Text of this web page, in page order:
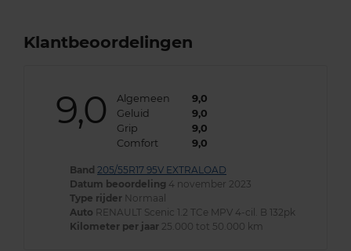
Klantbeoordelingen
9,0 Algemeen
9,0
Geluid
9,0
Grip
9,0
Comfort
9,0
Band 205/55R17 95V EXTRALOAD
Datum beoordeling 4 november 2023
Type rijder Normaal
Auto RENAULT Scenic 1.2 TCe MPV 4-cil. B 132pk
Kilometer per jaar 25.000 tot 50.000 km